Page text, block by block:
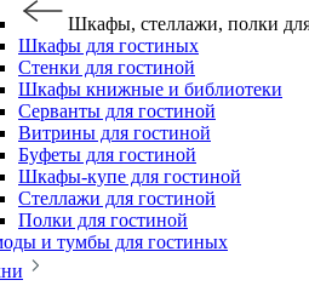
Шкафы, стеллажи, полки
Шкафы для гостиных
Стенки для гостиной
Шкафы книжные и библиотеки
Серванты для гостиной
Витрины для гостиной
Буфеты для гостиной
Шкафы-купе для гостиной
Стеллажи для гостиной
Полки для гостиной
и тумбы для гостиных